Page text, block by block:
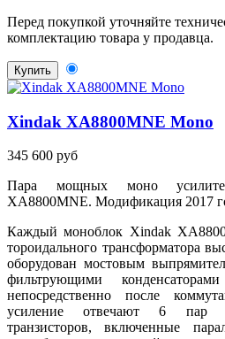
Перед покупкой уточняйте
комплектацию товара у продавца.
Купить
Xindak XA8800MNE Mono
345 600 руб
Пара мощных моно
XA8800MNE. Модификация 2017
Каждый моноблок Xindak
тороидального трансформатора
оборудован мостовым
фильтрующими
непосредственно после
усиление отвечают 6 пар
транзисторов, включенные